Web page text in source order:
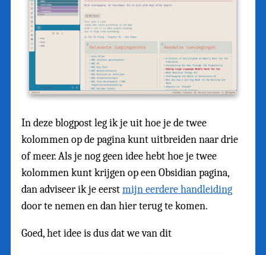
In deze blogpost leg ik je uit hoe je de twee
kolommen op de pagina kunt uitbreiden naar drie
of meer. Als je nog geen idee hebt hoe je twee
kolommen kunt krijgen op een Obsidian pagina,
dan adviseer ik je eerstmijn eerdere handleiding
door te nemen en dan hier terug te komen.
Goed, het idee is dus dat we van dit